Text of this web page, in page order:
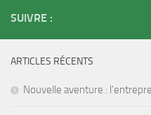
SUIVRE :
ARTICLES RÉCENTS
Nouvelle aventure :